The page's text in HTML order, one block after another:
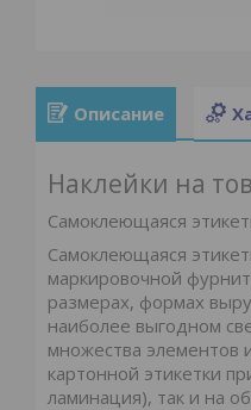
Описание
Наклейки на
Самоклеющаяся
Самоклеющаяся
маркировочной
размерах, формах
наиболее выгодном
множества элементов
картонной этикетки
ламинация), так и на